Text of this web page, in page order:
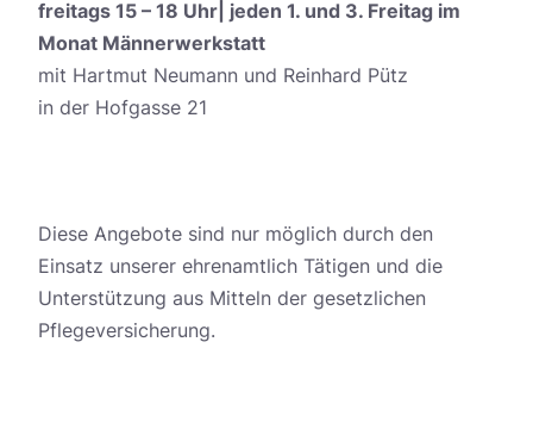
freitags 15 – 18 Uhr| jeden 1. und 3. Freitag im
Monat Männerwerkstatt
mit Hartmut Neumann und Reinhard Pütz
in der Hofgasse 21
Diese Angebote sind nur möglich durch den
Einsatz unserer ehrenamtlich Tätigen und die
Unterstützung aus Mitteln der gesetzlichen
Pflegeversicherung.